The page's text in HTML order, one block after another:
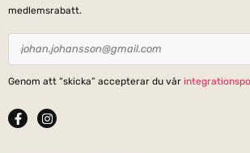
medlemsrabatt.
Genom att “skicka” accepterar du vår